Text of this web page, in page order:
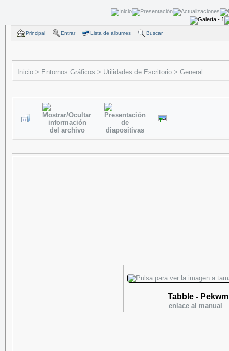
Principal Entrar Lista de álbumes Buscar
Inicio > Entornos Gráficos > Utilidades de Escritorio > General
Tabble - Pekwm
enlace al manual